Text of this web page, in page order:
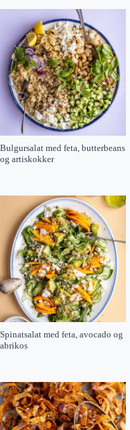
Bulgursalat med feta, butterbeans
og artiskokker
Spinatsalat med feta, avocado og
abrikos